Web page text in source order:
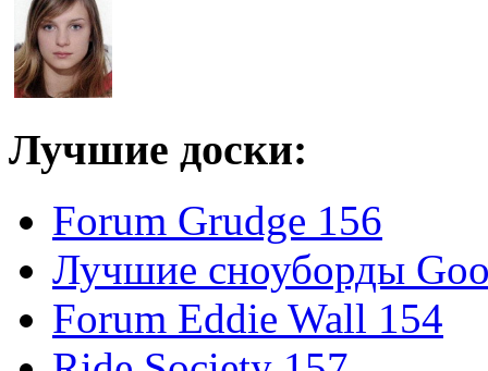
Лучшие доски:
Forum Grudge 156
Лучшие сноуборды
Forum Eddie Wall 154